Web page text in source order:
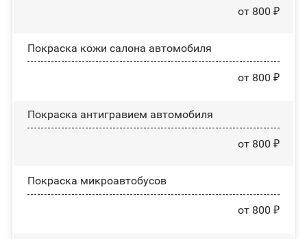
от 800 ₽
Покраска кожи салона автомобиля
от 800 ₽
Покраска антигравием автомобиля
от 800 ₽
Покраска микроавтобусов
от 800 ₽